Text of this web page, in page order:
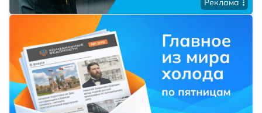
Реклама